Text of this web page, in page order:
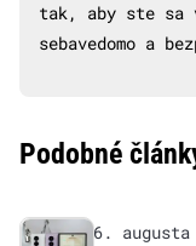
tak, aby ste
sebavedomo a
Podobné
6. augusta